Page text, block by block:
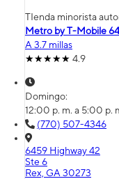
TIenda minorista
Metro by T-Mobile
A 3.7 millas
4.9
Domingo:
12:00 p. m. a 5:00 p.
(770) 507-4346
6459 Highway 42
Ste 6
Rex, GA 30273